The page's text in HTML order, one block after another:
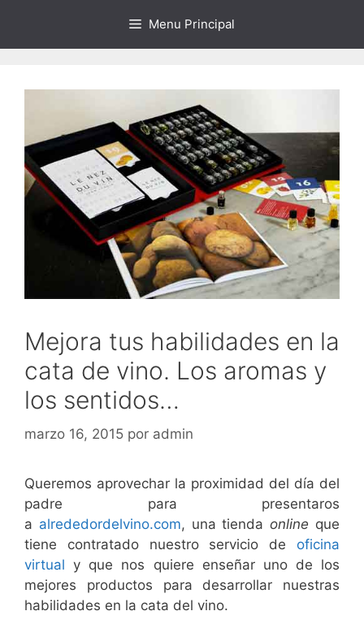
contenido
Menu Principal
Mejora tus habilidades en la
cata de vino. Los aromas y
los sentidos…
marzo 16, 2015 por admin
Queremos aprovechar la proximidad del día del
padre para presentaros
a alrededordelvino.com, una tiendaonline que
tiene contratado nuestro servicio de oficina
virtual y que nos quiere enseñar uno de los
mejores productos para desarrollar nuestras
habilidades en la cata del vino.